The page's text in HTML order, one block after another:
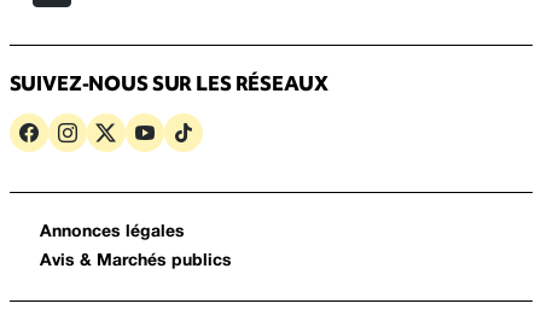
SUIVEZ-NOUS SUR LES RÉSEAUX
Annonces légales
Avis & Marchés publics